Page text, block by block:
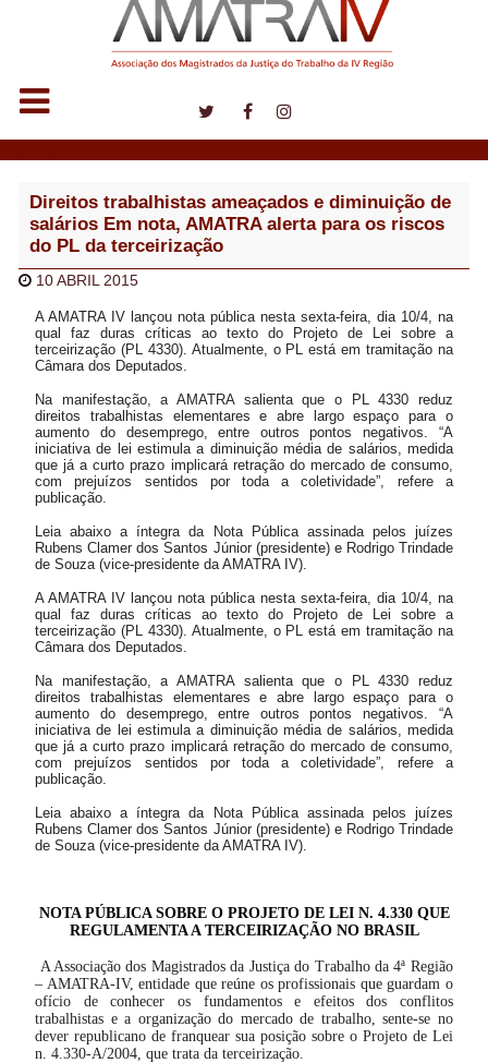
Direitos trabalhistas ameaçados e diminuição de
salários Em nota, AMATRA alerta para os riscos
do PL da terceirização
10 ABRIL 2015
A AMATRA IV lançou nota pública nesta sexta-feira, dia 10/4, na
qual faz duras críticas ao texto do Projeto de Lei sobre a
terceirização (PL 4330). Atualmente, o PL está em tramitação na
Câmara dos Deputados.
Na manifestação, a AMATRA salienta que o PL 4330 reduz
direitos trabalhistas elementares e abre largo espaço para o
aumento do desemprego, entre outros pontos negativos. “A
iniciativa de lei estimula a diminuição média de salários, medida
que já a curto prazo implicará retração do mercado de consumo,
com prejuízos sentidos por toda a coletividade”, refere a
publicação.
Leia abaixo a íntegra da Nota Pública assinada pelos juízes
Rubens Clamer dos Santos Júnior (presidente) e Rodrigo Trindade
de Souza (vice-presidente da AMATRA IV).
A AMATRA IV lançou nota pública nesta sexta-feira, dia 10/4, na
qual faz duras críticas ao texto do Projeto de Lei sobre a
terceirização (PL 4330). Atualmente, o PL está em tramitação na
Câmara dos Deputados.
Na manifestação, a AMATRA salienta que o PL 4330 reduz
direitos trabalhistas elementares e abre largo espaço para o
aumento do desemprego, entre outros pontos negativos. “A
iniciativa de lei estimula a diminuição média de salários, medida
que já a curto prazo implicará retração do mercado de consumo,
com prejuízos sentidos por toda a coletividade”, refere a
publicação.
Leia abaixo a íntegra da Nota Pública assinada pelos juízes
Rubens Clamer dos Santos Júnior (presidente) e Rodrigo Trindade
de Souza (vice-presidente da AMATRA IV).
NOTA PÚBLICA SOBRE O PROJETO DE LEI N. 4.330 QUE
REGULAMENTA A TERCEIRIZAÇÃO NO BRASIL
A Associação dos Magistrados da Justiça do Trabalho da 4ª Região
– AMATRA-IV, entidade que reúne os profissionais que guardam o
ofício de conhecer os fundamentos e efeitos dos conflitos
trabalhistas e a organização do mercado de trabalho, sente-se no
dever republicano de franquear sua posição sobre o Projeto de Lei
n. 4.330-A/2004, que trata da terceirização.